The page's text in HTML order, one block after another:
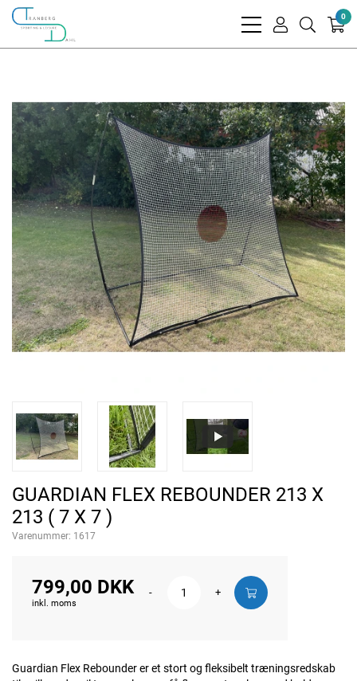
bars
user
search
0
GUARDIAN FLEX REBOUNDER 213 X
213 ( 7 X 7 )
Varenummer: 1617
799,00 DKK
inkl. moms
- +
Guardian Flex Rebounder er et stort og fleksibelt træningsredskab